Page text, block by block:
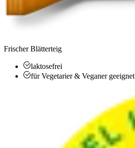
Frischer Blätterteig
laktosefrei
für Vegetarier & Veganer geeignet